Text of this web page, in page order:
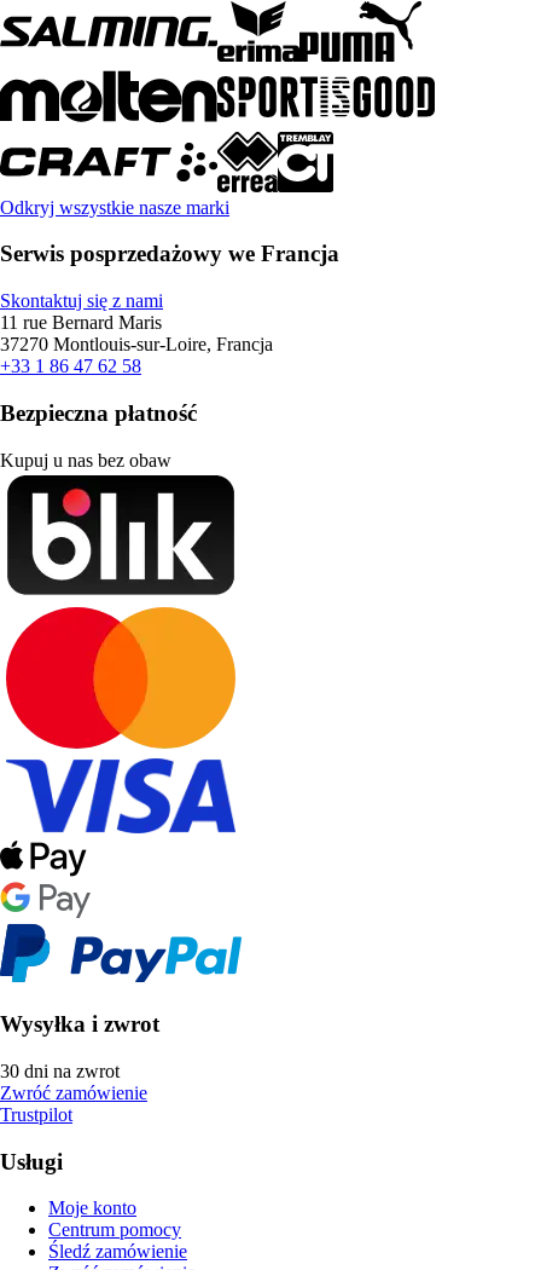
Odkryj wszystkie nasze marki
Serwis posprzedażowy we Francja
Skontaktuj się z nami
11 rue Bernard Maris
37270 Montlouis-sur-Loire, Francja
+33 1 86 47 62 58
Bezpieczna płatność
Kupuj u nas bez obaw
Wysyłka i zwrot
30 dni na zwrot
Zwróć zamówienie
Trustpilot
Usługi
Moje konto
Centrum pomocy
Śledź zamówienie